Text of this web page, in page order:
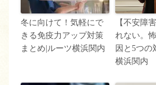
冬に向けて！気軽にで
きる免疫力アップ対策
まとめ|ルーツ横浜関内
【不安障
れない。
因と5つの
横浜関内